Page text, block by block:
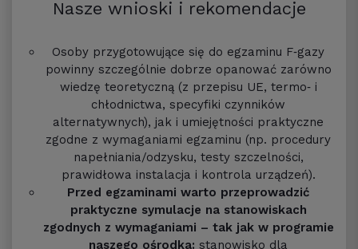
Nasze wnioski i rekomendacje
Osoby przygotowujące się do egzaminu F‑gazy
powinny szczególnie dobrze opanować zarówno
wiedzę teoretyczną (z przepisu UE, termo‑ i
chłodnictwa, specyfiki czynników
alternatywnych), jak i umiejętności praktyczne
zgodne z wymaganiami egzaminu (np. procedury
napełniania/odzysku, testy szczelności,
prawidłowa instalacja i kontrola urządzeń).
Przed egzaminami warto przeprowadzić
praktyczne symulacje na stanowiskach
zgodnych z wymaganiami – tak jak w programie
naszego ośrodka: stanowisko dla